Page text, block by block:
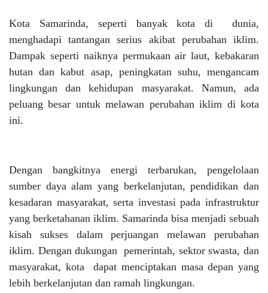
Kota Samarinda, seperti banyak kota di dunia,
menghadapi tantangan serius akibat perubahan iklim.
Dampak seperti naiknya permukaan air laut, kebakaran
hutan dan kabut asap, peningkatan suhu, mengancam
lingkungan dan kehidupan masyarakat. Namun, ada
peluang besar untuk melawan perubahan iklim di kota
ini.
Dengan bangkitnya energi terbarukan, pengelolaan
sumber daya alam yang berkelanjutan, pendidikan dan
kesadaran masyarakat, serta investasi pada infrastruktur
yang berketahanan iklim. Samarinda bisa menjadi sebuah
kisah sukses dalam perjuangan melawan perubahan
iklim. Dengan dukungan pemerintah, sektor swasta, dan
masyarakat, kota dapat menciptakan masa depan yang
lebih berkelanjutan dan ramah lingkungan.